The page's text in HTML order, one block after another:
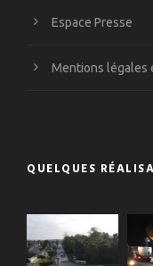
Espace Presse
Mentions légales
QUELQUES